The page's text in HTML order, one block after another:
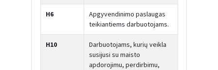
H6
Apgyvendinimo paslaugas
teikiantiems darbuotojams.
H10
Darbuotojams, kurių veikla
susijusi su maisto
apdorojimu, perdirbimu,